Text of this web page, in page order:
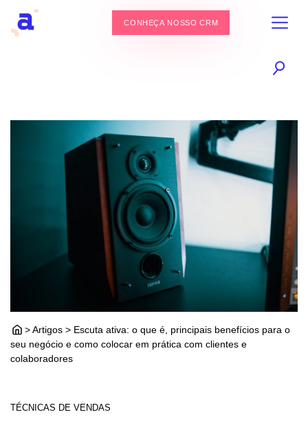
CONHEÇA NOSSO CRM
> Artigos > Escuta ativa: o que é, principais benefícios para o
seu negócio e como colocar em prática com clientes e
colaboradores
TÉCNICAS DE VENDAS